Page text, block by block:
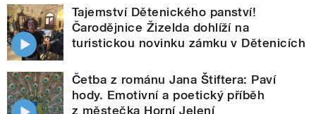
Tajemství Dětenického panství!
Čarodějnice Žizelda dohlíží na
turistickou novinku zámku v Dětenicích
Četba z románu Jana Štiftera: Paví
hody. Emotivní a poetický příběh
z městečka Horní Jelení